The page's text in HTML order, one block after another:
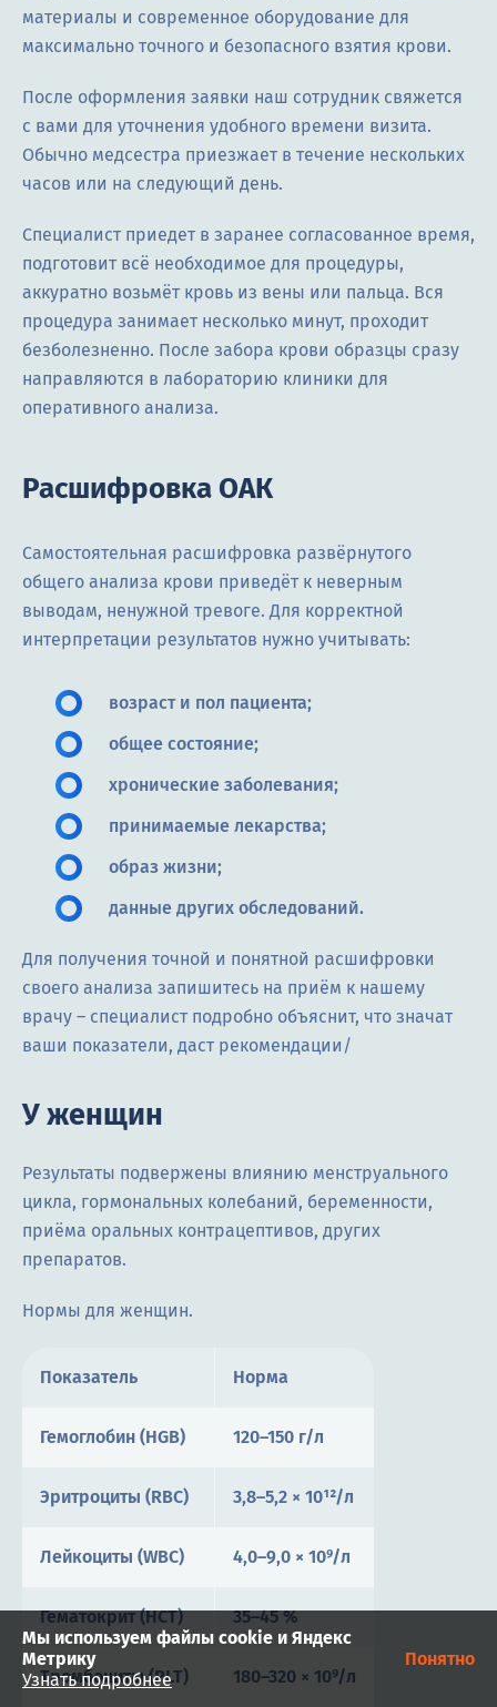
материалы и современное оборудование для
максимально точного и безопасного взятия крови.
После оформления заявки наш сотрудник свяжется
с вами для уточнения удобного времени визита.
Обычно медсестра приезжает в течение нескольких
часов или на следующий день.
Специалист приедет в заранее согласованное время,
подготовит всё необходимое для процедуры,
аккуратно возьмёт кровь из вены или пальца. Вся
процедура занимает несколько минут, проходит
безболезненно. После забора крови образцы сразу
направляются в лабораторию клиники для
оперативного анализа.
Расшифровка ОАК
Самостоятельная расшифровка развёрнутого
общего анализа крови приведёт к неверным
выводам, ненужной тревоге. Для корректной
интерпретации результатов нужно учитывать:
возраст и пол пациента;
общее состояние;
хронические заболевания;
принимаемые лекарства;
образ жизни;
данные других обследований.
Для получения точной и понятной расшифровки
своего анализа запишитесь на приём к нашему
врачу – специалист подробно объяснит, что значат
ваши показатели, даст рекомендации/
У женщин
Результаты подвержены влиянию менструального
цикла, гормональных колебаний, беременности,
приёма оральных контрацептивов, других
препаратов.
Нормы для женщин.
Показатель Норма
Гемоглобин (HGB) 120–150 г/л
Эритроциты (RBC) 3,8–5,2 × 10¹²/л
Лейкоциты (WBC) 4,0–9,0 × 10⁹/л
Гематокрит (HCT) 35–45 %
Тромбоциты (PLT) 180–320 × 10⁹/л
Мы используем файлы cookie и Яндекс
Метрику
Узнать подробнее
Понятно